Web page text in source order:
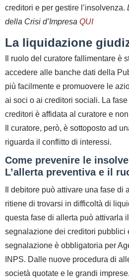
creditori e per gestire l’insolvenza.
della Crisi d’Impresa QUI
La liquidazione
Il ruolo del curatore fallimentare è
accedere alle banche dati della
più facilmente e promuovere le
ai soci o ai creditori sociali. La fase
creditori è affidata al curatore e
Il curatore, però, è sottoposto ad
riguarda il conflitto di interessi.
Come prevenire le
L’allerta preventiva e il
Il debitore può attivare una fase di
ritiene di trovarsi in difficoltà di
questa fase di allerta può attivarla
segnalazione dei creditori pubblici
segnalazione è obbligatoria per
INPS. Dalle nuove procedura di
società quotate e le grandi imprese.